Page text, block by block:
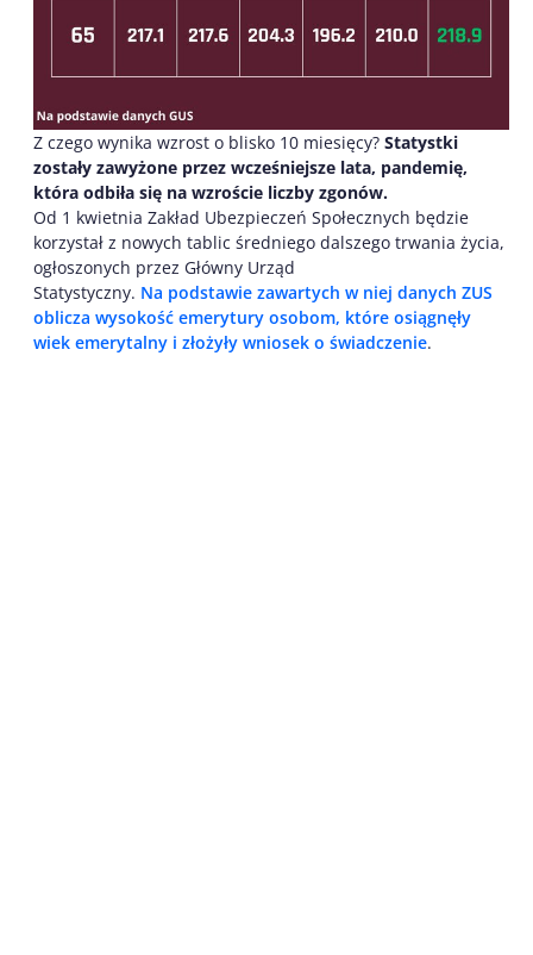
Z czego wynika wzrost o blisko 10 miesięcy? Statystki
zostały zawyżone przez wcześniejsze lata, pandemię,
która odbiła się na wzroście liczby zgonów.
Od 1 kwietnia Zakład Ubezpieczeń Społecznych będzie
korzystał z nowych tablic średniego dalszego trwania życia,
ogłoszonych przez Główny Urząd
Statystyczny. Na podstawie zawartych w niej danych ZUS
oblicza wysokość emerytury osobom, które osiągnęły
wiek emerytalny i złożyły wniosek o świadczenie.